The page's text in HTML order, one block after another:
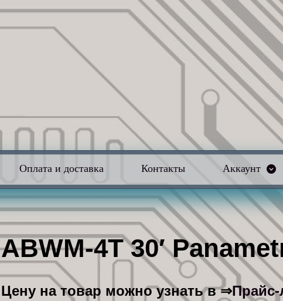
Оплата и доставка Контакты Аккаунт
ABWM-4T 30′
Цену на товар можно узнать в ⇒Прайс-